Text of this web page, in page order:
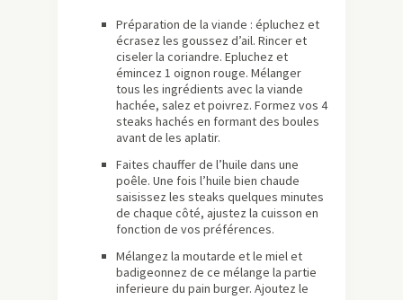
Préparation de la viande : épluchez et
écrasez les goussez d’ail. Rincer et
ciseler la coriandre. Epluchez et
émincez 1 oignon rouge. Mélanger
tous les ingrédients avec la viande
hachée, salez et poivrez. Formez vos 4
steaks hachés en formant des boules
avant de les aplatir.
Faites chauffer de l’huile dans une
poêle. Une fois l’huile bien chaude
saisissez les steaks quelques minutes
de chaque côté, ajustez la cuisson en
fonction de vos préférences.
Mélangez la moutarde et le miel et
badigeonnez de ce mélange la partie
inferieure du pain burger. Ajoutez le